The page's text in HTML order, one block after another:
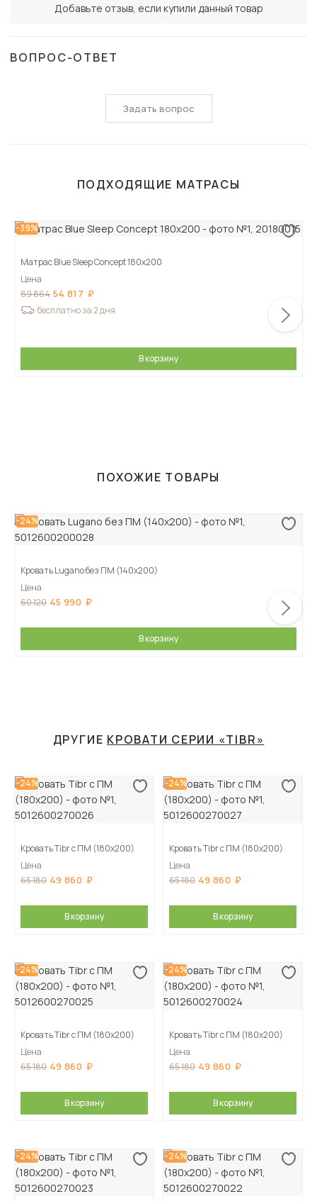
Добавьте отзыв, если купили данный товар
ВОПРОС-ОТВЕТ
Задать вопрос
ПОДХОДЯЩИЕ МАТРАСЫ
-39%
Матрас Blue Sleep Concept 180х200
Цена
89 864 54 817
бесплатно за 2 дня
В корзину
ПОХОЖИЕ ТОВАРЫ
-24%
Кровать Lugano без ПМ (140х200)
Цена
60 120 45 990
В корзину
ДРУГИЕ КРОВАТИ СЕРИИ «TIBR»
-24%
Кровать Tibr с ПМ (180х200)
Цена
65 180 49 860
В корзину
-24%
Кровать Tibr с ПМ (180х200)
Цена
65 180 49 860
В корзину
-24%
Кровать Tibr с ПМ (180х200)
Цена
65 180 49 860
В корзину
-24%
Кровать Tibr с ПМ (180х200)
Цена
65 180 49 860
В корзину
-24% -24%